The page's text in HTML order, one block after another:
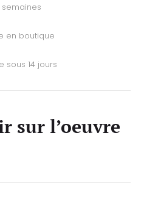
semaines
en boutique
sous 14 jours
sur l’oeuvre